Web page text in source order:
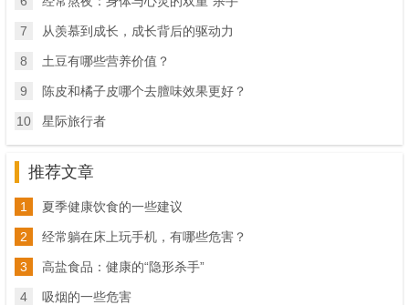
7 从羡慕到成长，成长背后的驱动力
8 土豆有哪些营养价值？
9 陈皮和橘子皮哪个去膻味效果更好？
10 星际旅行者
推荐文章
1 夏季健康饮食的一些建议
2 经常躺在床上玩手机，有哪些危害？
3 高盐食品：健康的“隐形杀手”
4 吸烟的一些危害